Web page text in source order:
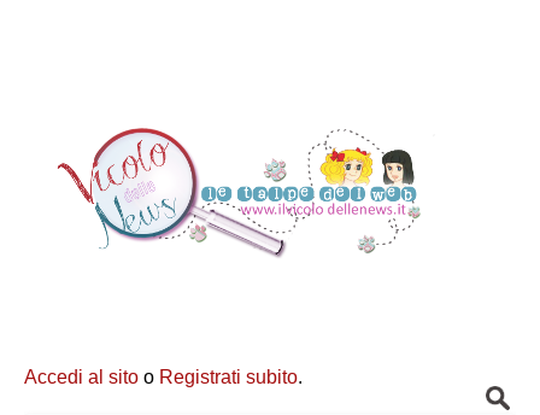
Accedi al sito o Registrati subito.